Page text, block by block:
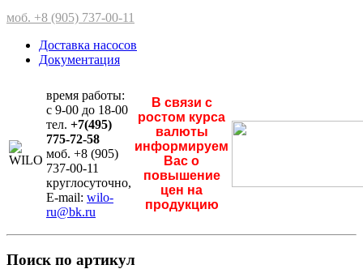
моб. +8 (905) 737-00-11
Доставка насосов
Документация
время работы:
с 9-00 до 18-00
тел. +7(495)
775-72-58
моб. +8 (905)
737-00-11
круглосуточно,
E-mail: wilo-
ru@bk.ru
В связи с
ростом курса
валюты
информируем
Вас о
повышение
цен на
продукцию
Поиск по артикул